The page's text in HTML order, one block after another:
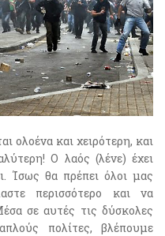
ολοένα και χειρότερη, και
Ο λαός (λένε) έχει
Ίσως θα πρέπει όλοι μας
περισσότερο και να
σε αυτές τις δύσκολες
πολίτες, βλέπουμε